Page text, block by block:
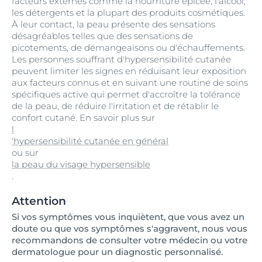
les détergents et la plupart des produits cosmétiques.
À leur contact, la peau présente des sensations
désagréables telles que des sensations de
picotements, de démangeaisons ou d'échauffements.
Les personnes souffrant d'hypersensibilité cutanée
peuvent limiter les signes en réduisant leur exposition
aux facteurs connus et en suivant une routine de soins
spécifiques active qui permet d'accroître la tolérance
de la peau, de réduire l'irritation et de rétablir le
confort cutané. En savoir plus sur
l
'hypersensibilité cutanée en général
ou sur
la peau du visage hypersensible
.
Attention
Si vos symptômes vous inquiètent, que vous avez un
doute ou que vos symptômes s'aggravent, nous vous
recommandons de consulter votre médecin ou votre
dermatologue pour un diagnostic personnalisé.